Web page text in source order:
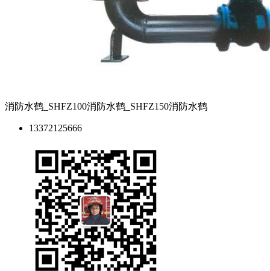
消防水鹤_SHFZ100消防水鹤_SHFZ150消防水鹤
13372125666